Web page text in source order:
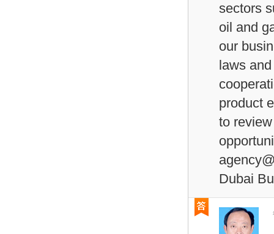
sectors
oil and
our
laws
product
to
Dubai